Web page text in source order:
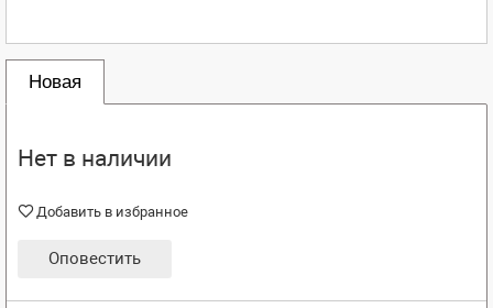
Новая
Нет в наличии
Добавить в избранное
Оповестить